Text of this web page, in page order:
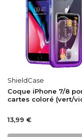
ShieldCase
Coque iPhone 7/8
cartes coloré (vert/
13,99 €